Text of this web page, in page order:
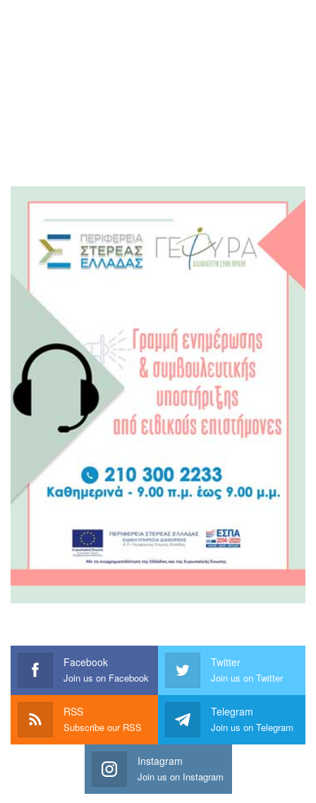
Facebook
Join us on Facebook
Twitter
Join us on Twitter
RSS
Subscribe our RSS
Telegram
Join us on Telegram
Instagram
Join us on Instagram